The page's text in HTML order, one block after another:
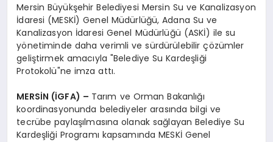
Mersin Büyükşehir Belediyesi Mersin Su ve Kanalizasyon
İdaresi (MESKİ) Genel Müdürlüğü, Adana Su ve
Kanalizasyon İdaresi Genel Müdürlüğü (ASKİ) ile su
yönetiminde daha verimli ve sürdürülebilir çözümler
geliştirmek amacıyla "Belediye Su Kardeşliği
Protokolü"ne imza attı.
MERSİN (İGFA) – Tarım ve Orman Bakanlığı
koordinasyonunda belediyeler arasında bilgi ve
tecrübe paylaşılmasına olanak sağlayan Belediye Su
Kardeşliği Programı kapsamında MESKİ Genel